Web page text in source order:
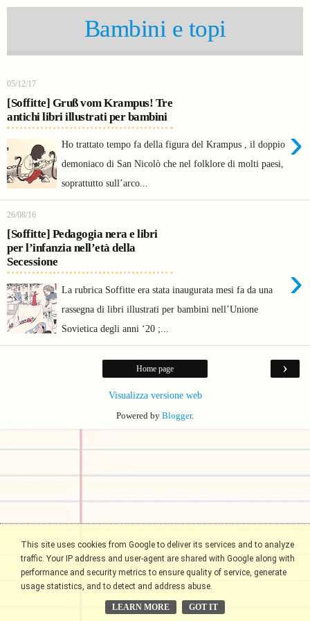
Bambini e topi
05/12/17
[Soffitte] Gruß vom Krampus! Tre
antichi libri illustrati per bambini
›
Ho trattato tempo fa della figura del Krampus , il doppio
demoniaco di San Nicolò che nel folklore di molti paesi,
soprattutto sull’arco...
26/08/16
[Soffitte] Pedagogia nera e libri
per l’infanzia nell’età della
Secessione
›
La rubrica Soffitte era stata inaugurata mesi fa da una
rassegna di libri illustrati per bambini nell’Unione
Sovietica degli anni ‘20 ;...
›
Home page
Visualizza versione web
Powered by Blogger.
This site uses cookies from Google to deliver its services and to analyze
traffic. Your IP address and user-agent are shared with Google along with
performance and security metrics to ensure quality of service, generate
usage statistics, and to detect and address abuse.
LEARN MORE GOT IT